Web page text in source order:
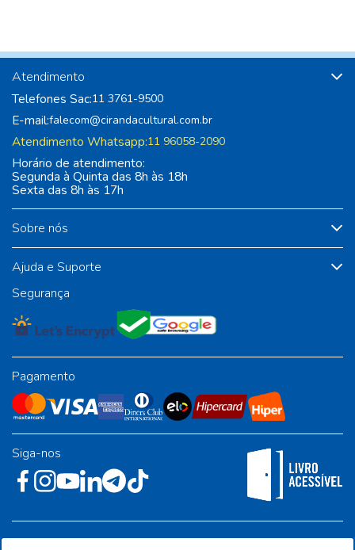
Sobre nós
Ajuda e Suporte
Atendimento
Telefones Sac:11 3761-9500
E-mail:falecom@cirandacultural.com.br
Atendimento Whatsapp:11 96058-2090
Horário de atendimento:
Segunda à Quinta das 8h às 18h
Sexta das 8h às 17h
Segurança
Pagamento
Siga-nos